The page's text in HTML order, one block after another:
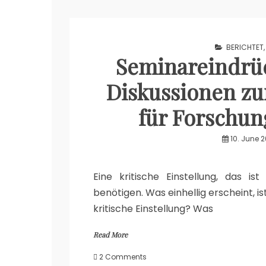
BERICHTET,
Diskussionen
für
10. June
Eine kritische Einstellung, das
benötigen. Was einhellig erscheint,
kritische Einstellung? Was
Read More
2 Comments